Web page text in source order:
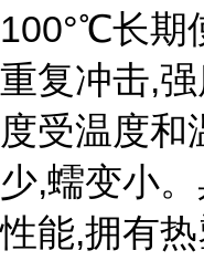
100°℃长期
重复冲击,
度受温度和
少,蠕变小
性能,拥有